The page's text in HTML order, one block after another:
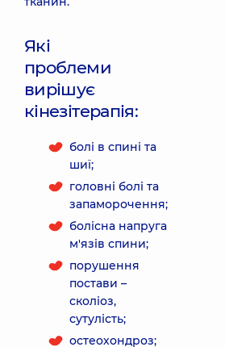
Які
проблеми
вирішує
кінезітерапія:
болі в спині та
шиї;
головні болі та
запаморочення;
болісна напруга
м'язів спини;
порушення
постави –
сколіоз,
сутулість;
остеохондроз;